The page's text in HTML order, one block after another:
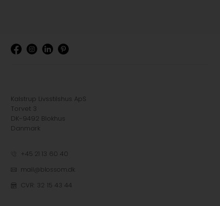
Kalstrup Livsstilshus ApS
Torvet 3
DK-9492 Blokhus
Danmark
+45 21 13 60 40
mail@blossom.dk
CVR: 32 15 43 44